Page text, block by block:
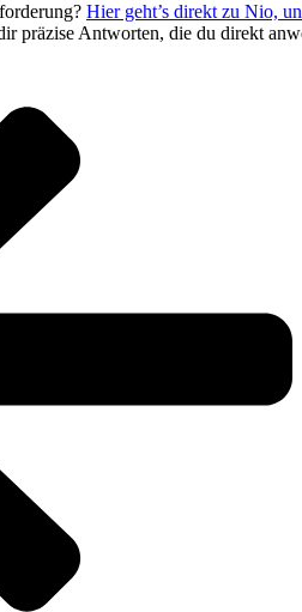
Hier geht’s direkt zu Nio,
präzise Antworten, die du direkt